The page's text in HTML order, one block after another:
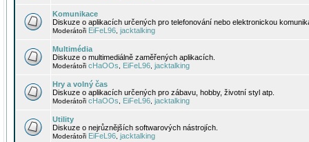
Komunikace
Diskuze o aplikacích určených pro telefonování nebo elektronickou
Moderátoři EiFeL96 jacktalking
Multimédia
Diskuze o multimediálně zaměřených aplikacích.
Moderátoři cHaOOs EiFeL96 jacktalking
Hry a volný čas
Diskuze o aplikacích určených pro zábavu, hobby, životní styl atp.
Moderátoři cHaOOs EiFeL96 jacktalking
Utility
Diskuze o nejrůznějších softwarových nástrojích.
Moderátoři EiFeL96 jacktalking